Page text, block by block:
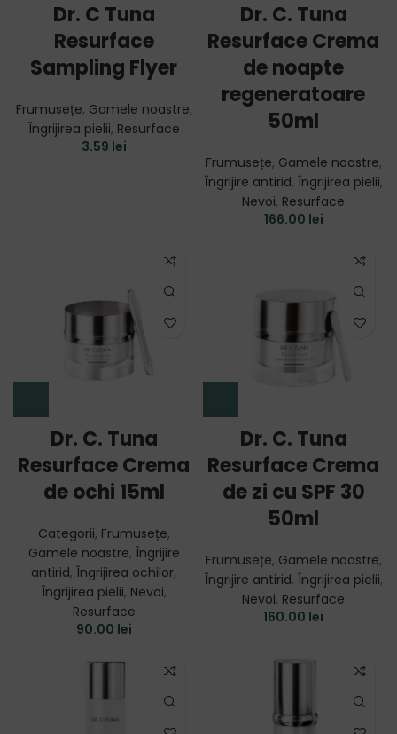
Dr. C Tuna
Resurface
Sampling Flyer
Frumusețe, Gamele noastre,
Îngrijirea pielii, Resurface
3.59 lei
Dr. C. Tuna
Resurface Crema
de noapte
regeneratoare
50ml
Frumusețe, Gamele noastre,
Îngrijire antirid, Îngrijirea pielii,
Nevoi, Resurface
166.00 lei
Dr. C. Tuna
Resurface Crema
de ochi 15ml
Categorii, Frumusețe,
Gamele noastre, Îngrijire
antirid, Îngrijirea ochilor,
Îngrijirea pielii, Nevoi,
Resurface
90.00 lei
Dr. C. Tuna
Resurface Crema
de zi cu SPF 30
50ml
Frumusețe, Gamele noastre,
Îngrijire antirid, Îngrijirea pielii,
Nevoi, Resurface
160.00 lei